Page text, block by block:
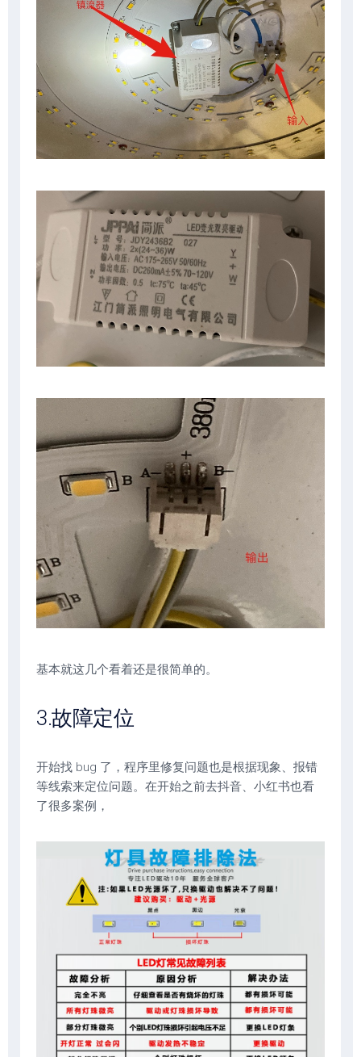
基本就这几个看着还是很简单的。
3.故障定位
开始找 bug 了，程序里修复问题也是根据现象、报错
等线索来定位问题。在开始之前去抖音、小红书也看
了很多案例，